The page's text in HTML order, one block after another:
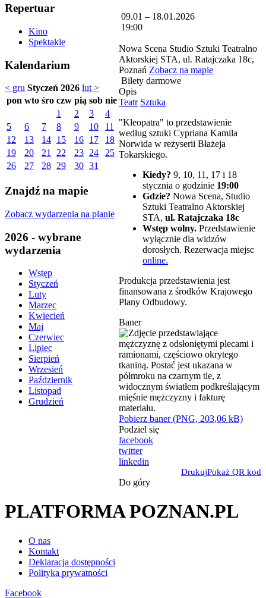
Repertuar
Kino
Spektakle
Kalendarium
< gru Styczeń 2026 lut >
pon wto śro czw pią sob nie
1
2 3
4
5
6 7 8 9 10
11
12
13 14 15 16 17
18
19
20 21 22 23 24
25
26
27 28 29 30 31
Znajdź na mapie
Zobacz wydarzenia na planie
2026 - wybrane
wydarzenia
Wstęp
Styczeń
Luty
Marzec
Kwiecień
Maj
Czerwiec
Lipiec
Sierpień
Wrzesień
Październik
Listopad
Grudzień
09.01 – 18.01.2026
19:00
Nowa Scena Studio Sztuki Teatralno
Aktorskiej STA, ul. Ratajczaka 18c,
Poznań Zobacz na mapie
Bilety darmowe
Opis
Teatr Sztuka
"Kleopatra" to przedstawienie
według sztuki Cypriana Kamila
Norwida w reżyserii Błażeja
Tokarskiego.
Kiedy? 9, 10, 11, 17 i 18
stycznia o godzinie 19:00
Gdzie? Nowa Scena, Studio
Sztuki Teatralno Aktorskiej
STA, ul. Ratajczaka 18c
Wstęp wolny. Przedstawienie
wyłącznie dla widzów
dorosłych. Rezerwacja miejsc
online.
Produkcja przedstawienia jest
finansowana z środków Krajowego
Plany Odbudowy.
Baner
Pobierz baner (PNG, 203,06 kB)
Podziel się
facebook
twitter
linkedin
DrukujPokaż QR kod
Do góry
PLATFORMA POZNAN.PL
O nas
Kontakt
Deklaracja dostępności
Polityka prywatności
Facebook